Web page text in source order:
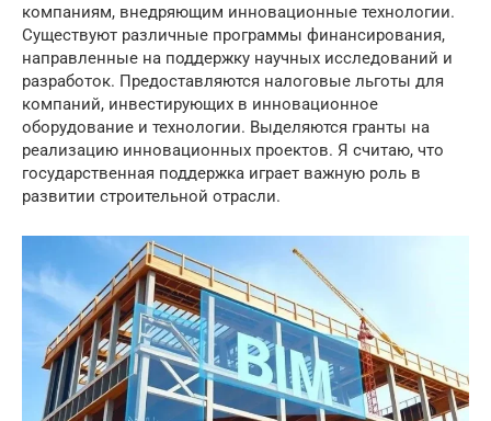
компаниям, внедряющим инновационные технологии.
Существуют различные программы финансирования,
направленные на поддержку научных исследований и
разработок. Предоставляются налоговые льготы для
компаний, инвестирующих в инновационное
оборудование и технологии. Выделяются гранты на
реализацию инновационных проектов. Я считаю, что
государственная поддержка играет важную роль в
развитии строительной отрасли.